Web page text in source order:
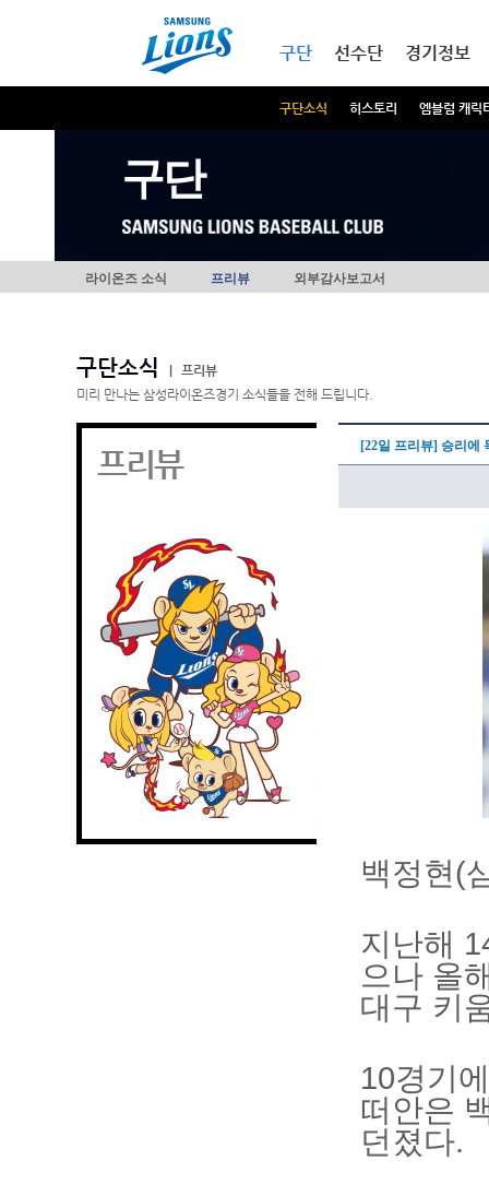
구단
구단소식 히스토리 엠블럼 캐릭
선수단 경기정보
구단
라이온즈 소식 프리뷰 외부감사보고서
구단소식
프리뷰
미리 만나는 삼성라이온즈경기 소식들을 전해 드립니다.
프리뷰 [22일 프리뷰] 승리에
백정현(
지난해
으나 올
대구 키
10경기
떠안은
던졌다.